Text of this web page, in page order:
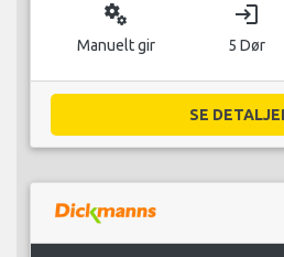
miscellaneous_services
Manuelt gir
login
5 Dør
SE